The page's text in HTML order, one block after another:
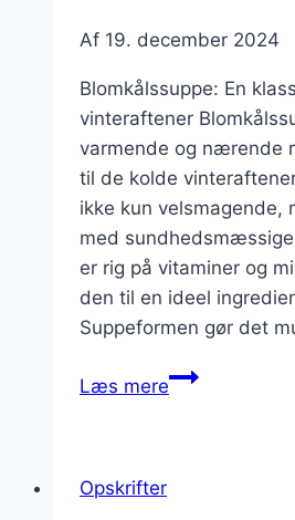
Af 19. december 2024
Blomkålssuppe: En
vinteraftener
varmende og nærende
til de kolde
ikke kun velsmagende,
med
er rig på vitaminer og
den til en ideel
Suppeformen gør det
Læs mereBlomkålssuppe
Opskrifter